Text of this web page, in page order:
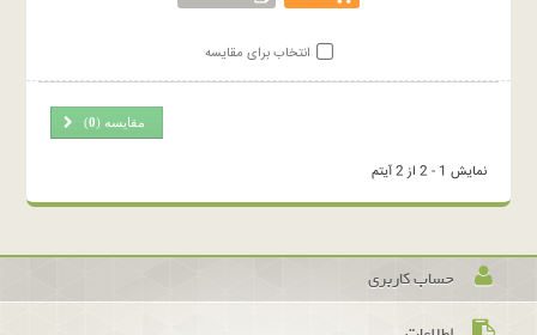
انتخاب برای مقایسه
مقایسه (0
)
نمایش 1 - 2 از 2 آیتم
حساب کاربری